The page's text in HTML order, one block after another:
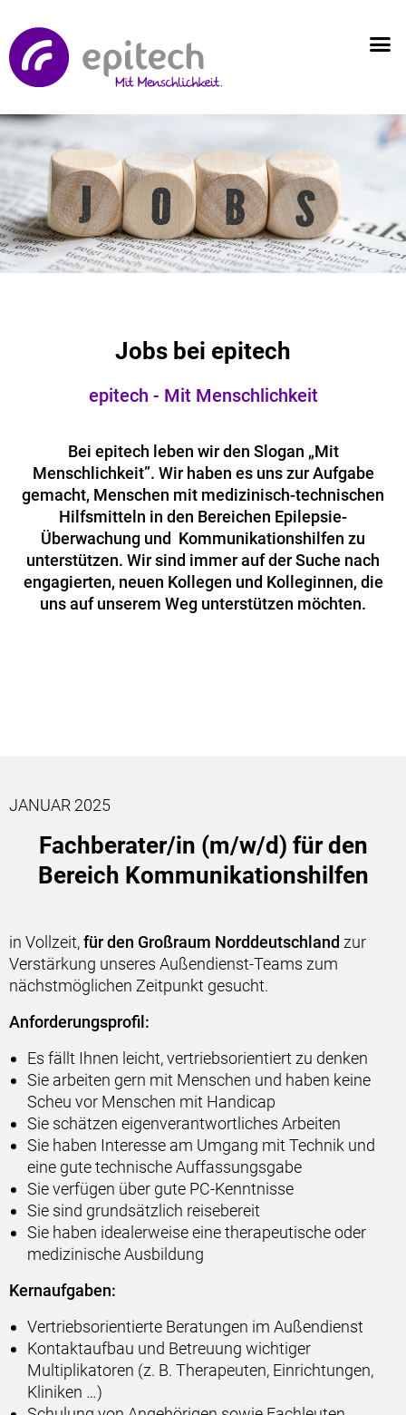
Jobs bei epitech
epitech - Mit Menschlichkeit
Bei epitech leben wir den Slogan „Mit
Menschlichkeit”. Wir haben es uns zur Aufgabe
gemacht, Menschen mit medizinisch-technischen
Hilfsmitteln in den Bereichen Epilepsie-
Überwachung und Kommunikationshilfen zu
unterstützen. Wir sind immer auf der Suche nach
engagierten, neuen Kollegen und Kolleginnen, die
uns auf unserem Weg unterstützen möchten.
JANUAR 2025
Fachberater/in (m/w/d) für den
Bereich Kommunikationshilfen
in Vollzeit,für den Großraum Norddeutschland zur
Verstärkung unseres Außendienst-Teams zum
nächstmöglichen Zeitpunkt gesucht.
Anforderungsprofil:
Es fällt Ihnen leicht, vertriebsorientiert zu denken
Sie arbeiten gern mit Menschen und haben keine
Scheu vor Menschen mit Handicap
Sie schätzen eigenverantwortliches Arbeiten
Sie haben Interesse am Umgang mit Technik und
eine gute technische Auffassungsgabe
Sie verfügen über gute PC-Kenntnisse
Sie sind grundsätzlich reisebereit
Sie haben idealerweise eine therapeutische oder
medizinische Ausbildung
Kernaufgaben:
Vertriebsorientierte Beratungen im Außendienst
Kontaktaufbau und Betreuung wichtiger
Multiplikatoren (z. B. Therapeuten, Einrichtungen,
Kliniken …)